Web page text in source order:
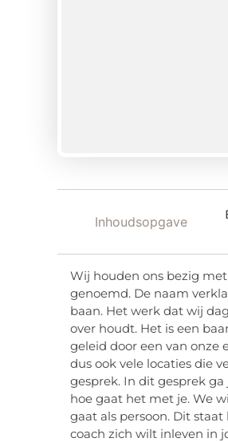
Inhoudsopgave
Wij houden ons bezig met
genoemd. De naam
baan. Het werk dat wij
over houdt. Het is een
geleid door een van onze
dus ook vele locaties die
gesprek. In dit gesprek ga
hoe gaat het met je. We
gaat als persoon. Dit
coach zich wilt inleven in